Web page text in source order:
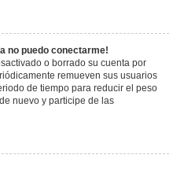
no puedo conectarme!
o borrado su cuenta por
remueven sus usuarios
de tiempo para reducir el peso
nuevo y participe de las